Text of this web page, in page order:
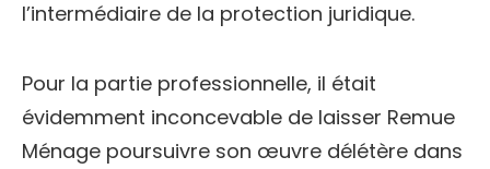
l’intermédiaire de la protection juridique.
Pour la partie professionnelle, il était
évidemment inconcevable de laisser Remue
Ménage poursuivre son œuvre délétère dans